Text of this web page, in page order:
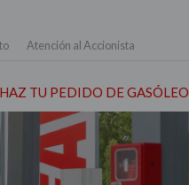
Atención al Accionista
HAZ TU PEDIDO DE GASÓLEO